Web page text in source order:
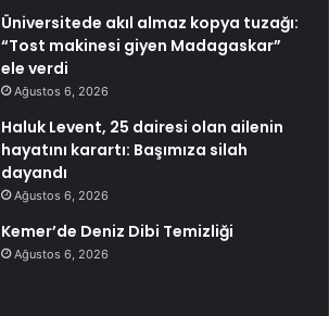
Üniversitede akıl almaz kopya tuzağı:
“Tost makinesi giyen Madagaskar”
ele verdi
Ağustos 6, 2026
Haluk Levent, 25 dairesi olan ailenin
hayatını karartı: Başımıza silah
dayandı
Ağustos 6, 2026
Kemer’de Deniz Dibi Temizliği
Ağustos 6, 2026